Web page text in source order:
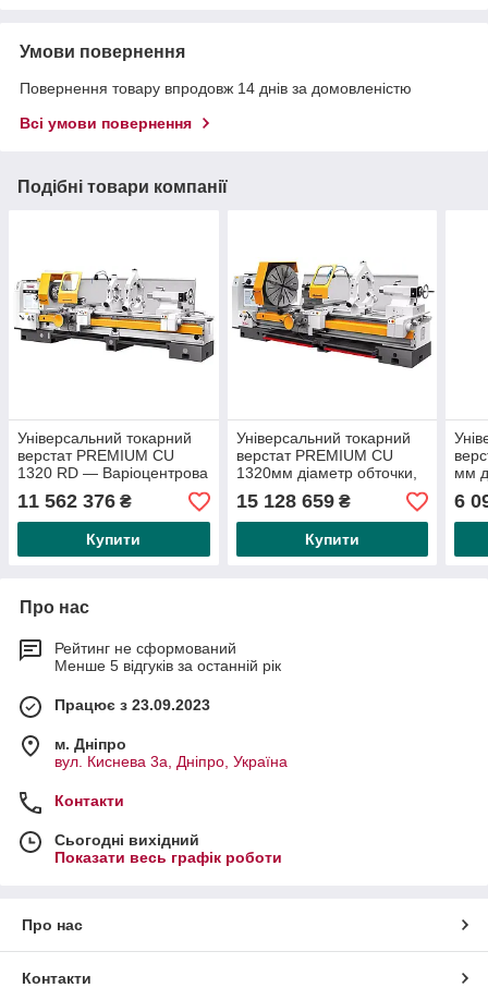
Умови повернення
Повернення товару впродовж 14 днів за домовленістю
Всі умови повернення
Подібні товари компанії
Універсальний токарний
верстат PREMIUM CU
1320 RD — Варіоцентрова
відстань 3000 мм, 30 кВт,
8450 кг
11 562 376 ₴
Купити
Універсальний токарний
верстат PREMIUM CU
1320мм діаметр обточки,
Межцентрова відстань
6000мм, 22кВт, 1980кг
15 128 659₴
Купити
мм
мм,
6
Про нас
Рейтинг не сформований
Менше 5 відгуків за останній рік
Працює з 23.09.2023
м. Дніпро
вул. Киснева 3а, Дніпро, Україна
Контакти
Сьогодні вихідний
Показати весь графік роботи
Про нас
Контакти